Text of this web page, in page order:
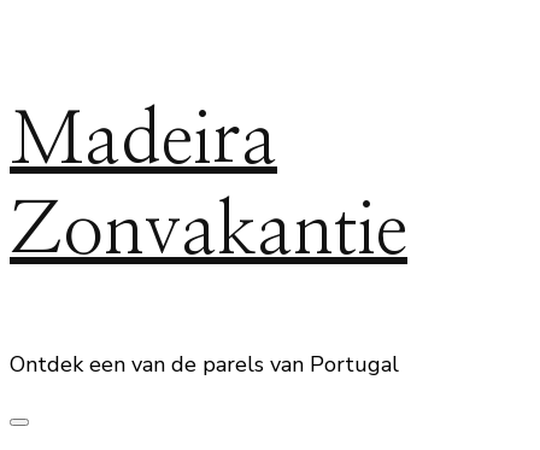
Madeira
Zonvakantie
Ontdek een van de parels van Portugal